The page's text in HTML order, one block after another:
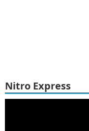
Nitro Express